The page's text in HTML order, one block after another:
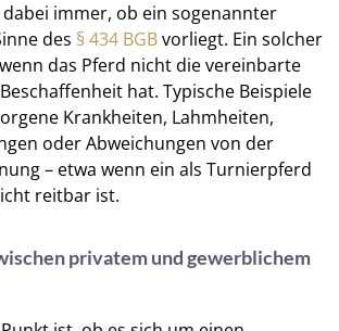
immer, ob ein sogenannter
des § 434 BGBvorliegt. Ein solcher
das Pferd nicht die vereinbarte
hat. Typische Beispiele
Krankheiten, Lahmheiten,
oder Abweichungen von der
– etwa wenn ein als Turnierpferd
reitbar ist.
privatem und gewerblichem